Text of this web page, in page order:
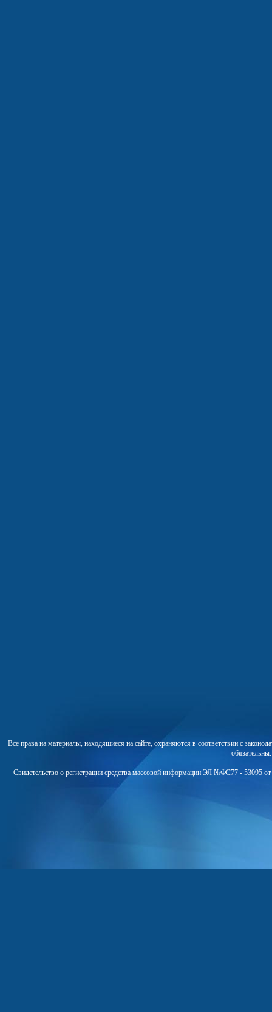
Все права на материалы, находящиеся на сайте, охраняются в соответствии с
Свидетельство о регистрации средства массовой информации ЭЛ №ФС77 - 53095